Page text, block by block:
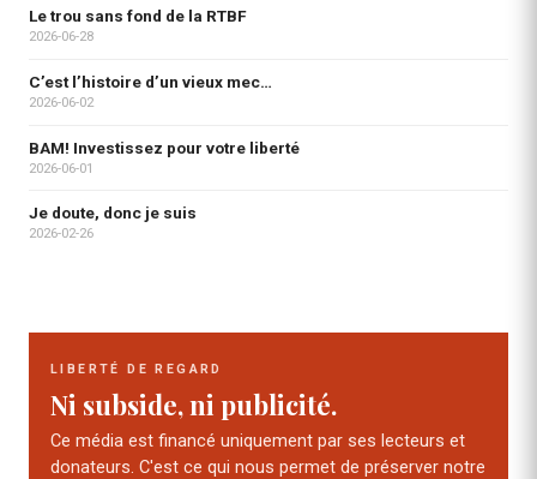
Le trou sans fond de la RTBF
2026-06-28
C’est l’histoire d’un vieux mec…
2026-06-02
BAM! Investissez pour votre liberté
2026-06-01
Je doute, donc je suis
2026-02-26
LIBERTÉ DE REGARD
Ni subside, ni publicité.
Ce média est financé uniquement par ses lecteurs et
donateurs. C'est ce qui nous permet de préserver notre